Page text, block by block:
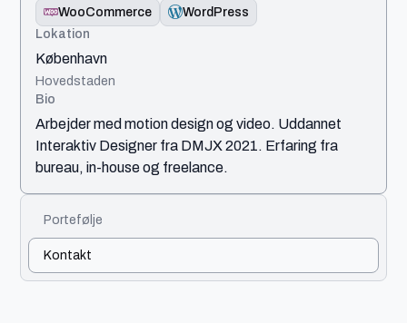
WooCommerce
WordPress
Lokation
København
Hovedstaden
Bio
Arbejder med motion design og video. Uddannet
Interaktiv Designer fra DMJX 2021. Erfaring fra
bureau, in-house og freelance.
Portefølje
Kontakt